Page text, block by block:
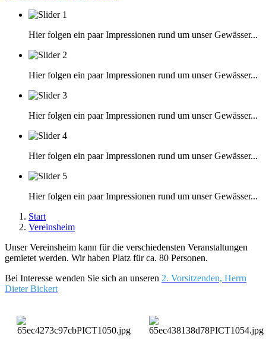
Hier folgen ein paar Impressionen rund um unser Gewässer...
Hier folgen ein paar Impressionen rund um unser Gewässer...
Hier folgen ein paar Impressionen rund um unser Gewässer...
Hier folgen ein paar Impressionen rund um unser Gewässer...
Hier folgen ein paar Impressionen rund um unser Gewässer...
Start
Vereinsheim
Unser Vereinsheim kann für die verschiedensten Veranstaltungen
gemietet werden. Wir haben Platz für ca. 80 Personen.
Bei Interesse wenden Sie sich an unseren 2. Vorsitzenden, Herrn
Dieter Bickert